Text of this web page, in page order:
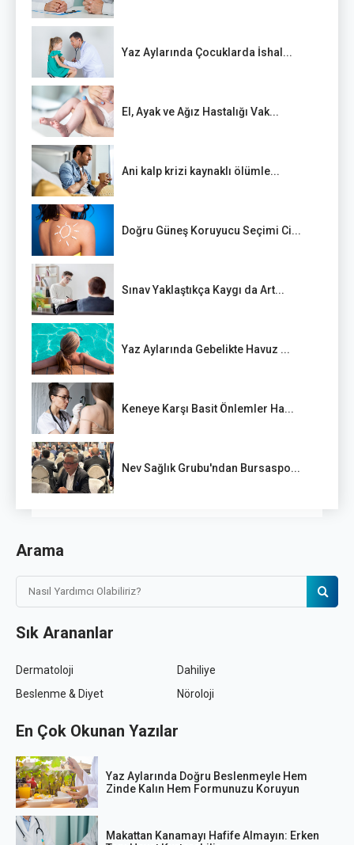
Yaz Aylarında Çocuklarda İshal...
El, Ayak ve Ağız Hastalığı Vak...
Ani kalp krizi kaynaklı ölümle...
Doğru Güneş Koruyucu Seçimi Ci...
Sınav Yaklaştıkça Kaygı da Art...
Yaz Aylarında Gebelikte Havuz ...
Keneye Karşı Basit Önlemler Ha...
Nev Sağlık Grubu'ndan Bursaspo...
Arama
Sık Arananlar
Dermatoloji
Dahiliye
Beslenme & Diyet
Nöroloji
En Çok Okunan Yazılar
Yaz Aylarında Doğru Beslenmeyle Hem
Zinde Kalın Hem Formunuzu Koruyun
Makattan Kanamayı Hafife Almayın: Erken